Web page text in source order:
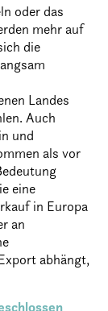
oder das
mehr auf
die
Landes
Auch
und
als vor
eine
in Europa
an
abhängt,